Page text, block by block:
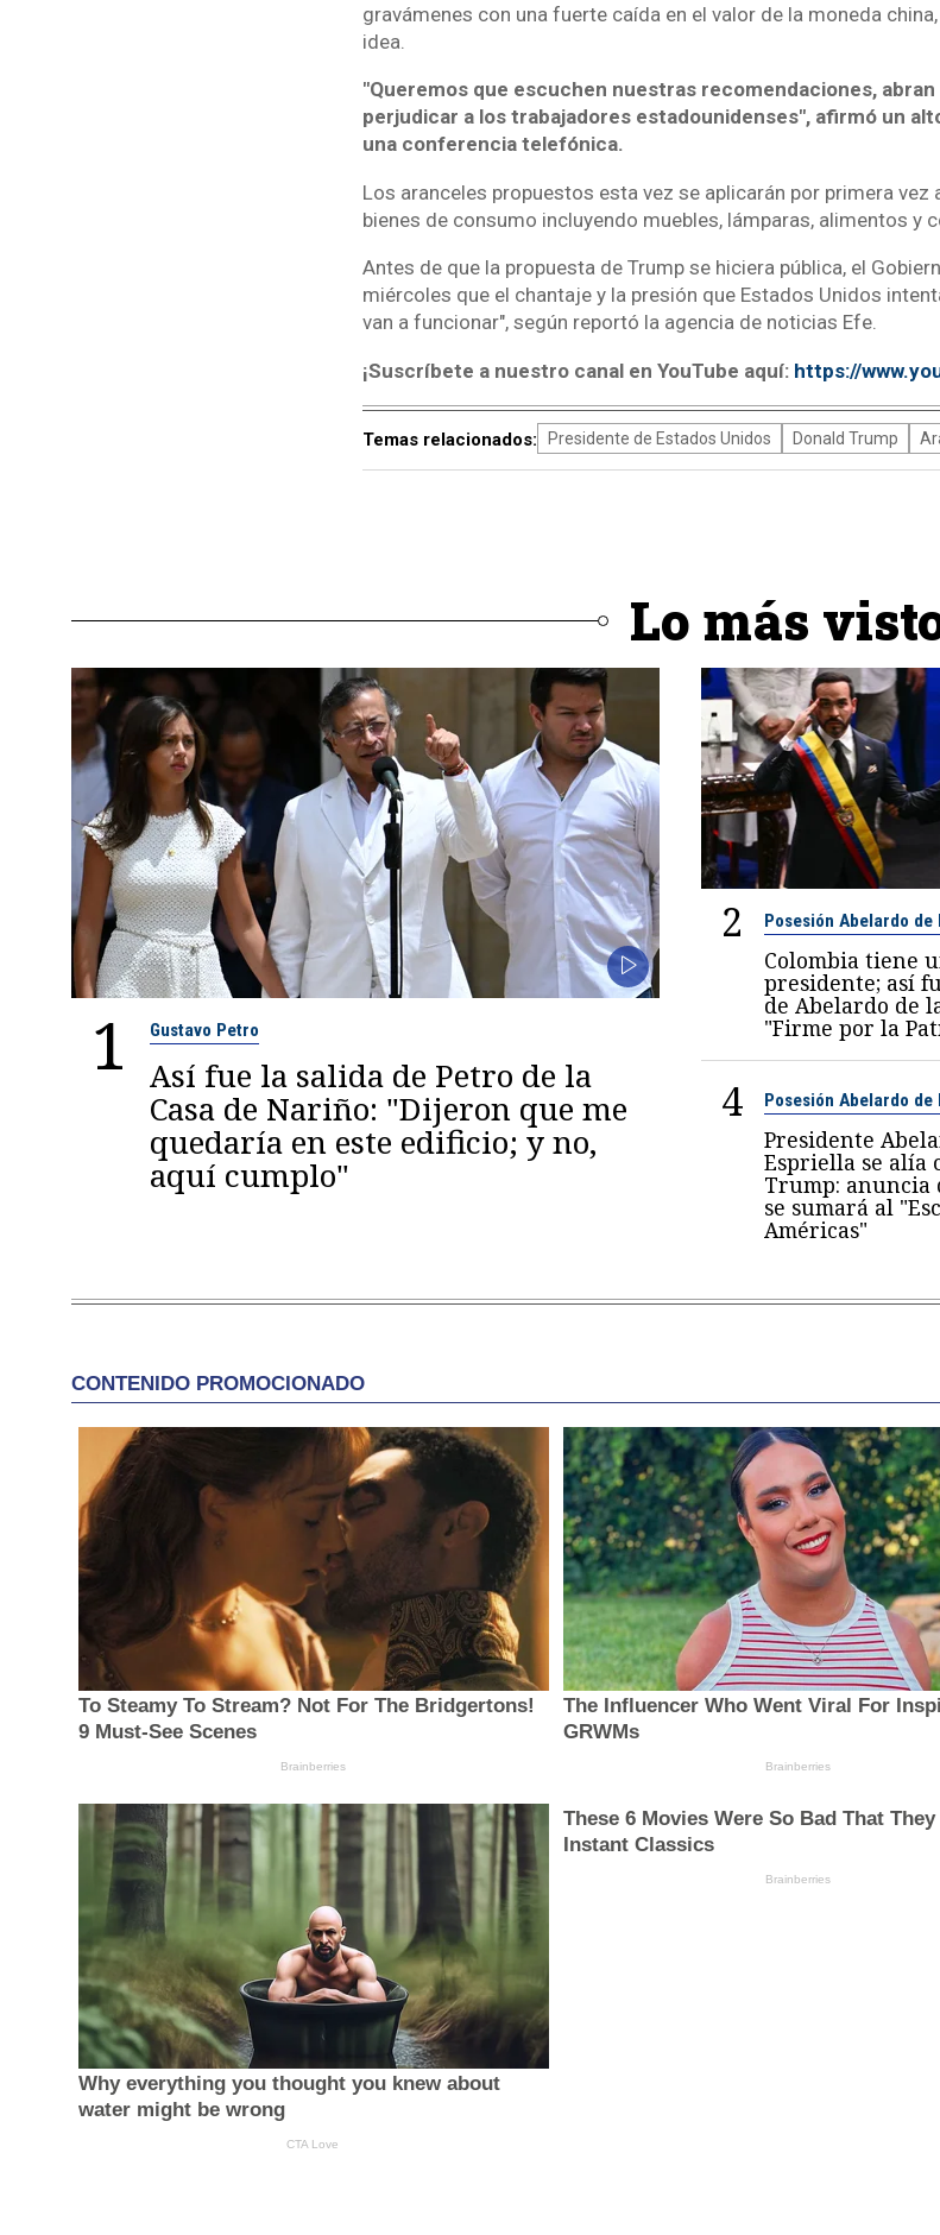
gravámenes con una fuerte caída en el valor de la moneda
idea.
"Queremos que escuchen nuestras recomendaciones,
perjudicar a los trabajadores estadounidenses", afirmó un
una conferencia telefónica.
Los aranceles propuestos esta vez se aplicarán por primera vez
bienes de consumo incluyendo muebles, lámparas, alimentos y
Antes de que la propuesta de Trump se hiciera pública, el
miércoles que el chantaje y la presión que Estados Unidos
van a funcionar", según reportó la agencia de noticias Efe.
¡Suscríbete a nuestro canal en YouTube aquí: https://
Temas relacionados: Presidente de Estados Unidos Donald Trump
Lo más
1 Gustavo Petro
Así fue la salida de Petro de la
Casa de Nariño: "Dijeron que me
quedaría en este edificio; y no,
aquí cumplo"
2 Posesión Abelardo de
Colombia tiene
presidente; así
de Abelardo de
"Firme por la
4 Posesión Abelardo de
Presidente
Espriella se alía
Trump: anuncia
se sumará al
Américas"